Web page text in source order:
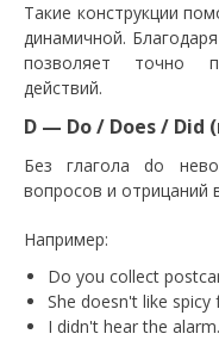
Такие конструкции
динамичной.
позволяет точно
действий.
D — Do / Does / Did
Без глагола do
вопросов и отрицаний
Например:
Do you collect
She doesn't like
I didn't hear the